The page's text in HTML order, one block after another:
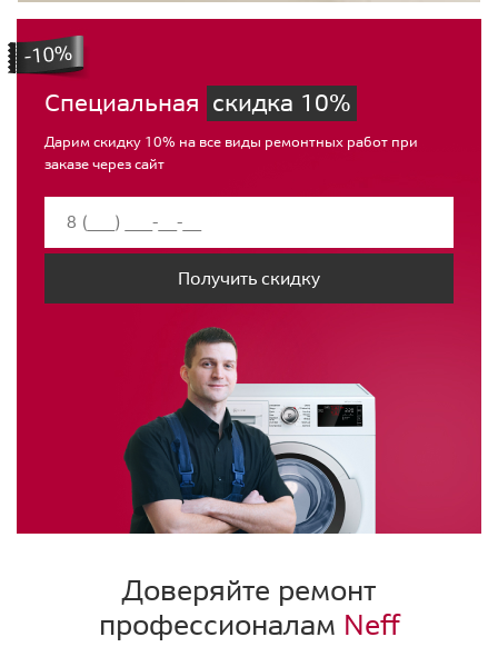
Специальная скидка 10%
Дарим скидку 10% на все виды ремонтных работ при
заказе через сайт
Получить скидку
Доверяйте ремонт
профессионалам Neff